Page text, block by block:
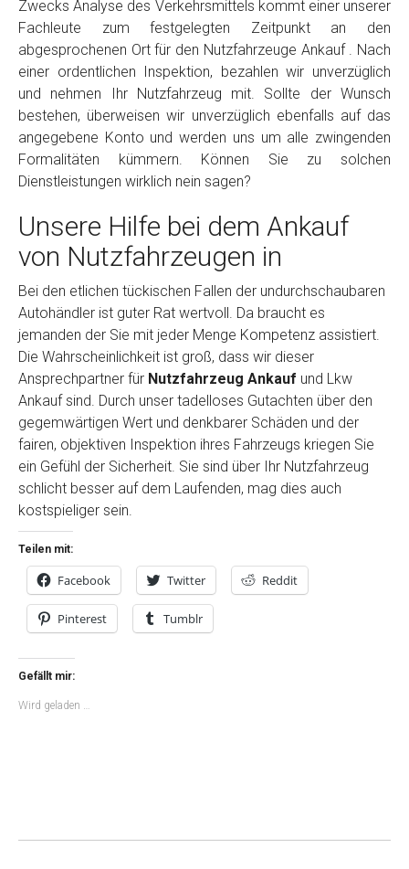
Zwecks Analyse des Verkehrsmittels kommt einer unserer
Fachleute zum festgelegten Zeitpunkt an den
abgesprochenen Ort für den Nutzfahrzeuge Ankauf . Nach
einer ordentlichen Inspektion, bezahlen wir unverzüglich
und nehmen Ihr Nutzfahrzeug mit. Sollte der Wunsch
bestehen, überweisen wir unverzüglich ebenfalls auf das
angegebene Konto und werden uns um alle zwingenden
Formalitäten kümmern. Können Sie zu solchen
Dienstleistungen wirklich nein sagen?
Unsere Hilfe bei dem Ankauf
von Nutzfahrzeugen in
Bei den etlichen tückischen Fallen der undurchschaubaren
Autohändler ist guter Rat wertvoll. Da braucht es
jemanden der Sie mit jeder Menge Kompetenz assistiert.
Die Wahrscheinlichkeit ist groß, dass wir dieser
Ansprechpartner für Nutzfahrzeug Ankauf und Lkw
Ankauf sind. Durch unser tadelloses Gutachten über den
gegemwärtigen Wert und denkbarer Schäden und der
fairen, objektiven Inspektion ihres Fahrzeugs kriegen Sie
ein Gefühl der Sicherheit. Sie sind über Ihr Nutzfahrzeug
schlicht besser auf dem Laufenden, mag dies auch
kostspieliger sein.
Teilen mit:
Facebook Twitter Reddit
Pinterest Tumblr
Gefällt mir:
Wird geladen …